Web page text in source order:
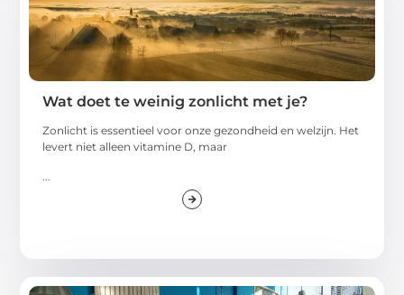
Wat doet te weinig zonlicht met je?
Zonlicht is essentieel voor onze gezondheid en welzijn. Het
levert niet alleen vitamine D, maar